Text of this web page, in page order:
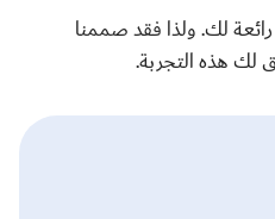
لك. ولذا فقد صممنا
لك هذه التجربة.